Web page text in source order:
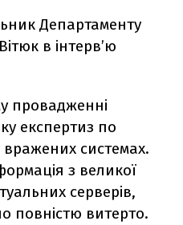
Департаменту
в інтерв’ю
провадженні
експертиз по
системах.
з великої
серверів,
повністю витерто.